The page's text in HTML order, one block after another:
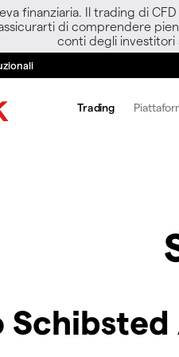
finanziaria. Il trading di
assicurarti di comprendere
conti degli investitori
Trading